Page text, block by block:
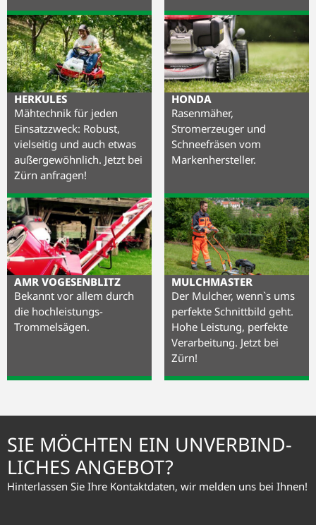
HERKULES
Mähtechnik für jeden
Einsatzzweck: Robust,
vielseitig und auch etwas
außergewöhnlich. Jetzt bei
Zürn anfragen!
HONDA
Rasenmäher,
Stromerzeuger und
Schneefräsen vom
Markenhersteller.
AMR VOGESENBLITZ
Bekannt vor allem durch
die hochleistungs-
Trommelsägen.
MULCHMASTER
Der Mulcher, wenn`s ums
perfekte Schnittbild geht.
Hohe Leistung, perfekte
Verarbeitung. Jetzt bei
Zürn!
SIE MÖCHTEN EIN UNVER­BIND­
LICHES ANGEBOT?
Hinterlassen Sie Ihre Kontaktdaten, wir melden uns bei Ihnen!